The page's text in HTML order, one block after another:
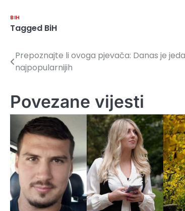
BIH
Tagged BiH
Navigacija
članaka
Prepoznajte li ovoga pjevača: Danas je
najpopularnijih
Povezane vijesti